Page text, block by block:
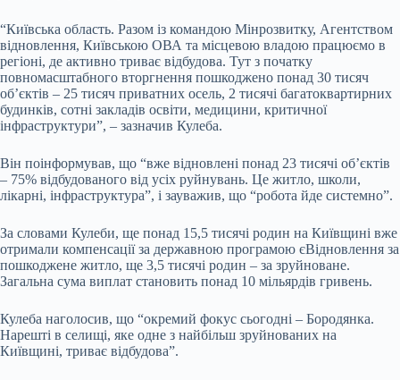
“Київська область. Разом із командою Мінрозвитку, Агентством
відновлення, Київською ОВА та місцевою владою працюємо в
регіоні, де активно триває відбудова. Тут з початку
повномасштабного вторгнення пошкоджено понад 30 тисяч
об’єктів – 25 тисяч приватних осель, 2 тисячі багатоквартирних
будинків, сотні закладів освіти, медицини, критичної
інфраструктури”, – зазначив Кулеба.
Він поінформував, що “вже відновлені понад 23 тисячі обʼєктів
– 75% відбудованого від усіх руйнувань. Це житло, школи,
лікарні, інфраструктура”, і зауважив, що “робота йде системно”.
За словами Кулеби, ще понад 15,5 тисячі родин на Київщині вже
отримали компенсації за державною програмою єВідновлення за
пошкоджене житло, ще 3,5 тисячі родин – за зруйноване.
Загальна сума виплат становить понад 10 мільярдів гривень.
Кулеба наголосив, що “окремий фокус сьогодні – Бородянка.
Нарешті в селищі, яке одне з найбільш зруйнованих на
Київщині, триває відбудова”.